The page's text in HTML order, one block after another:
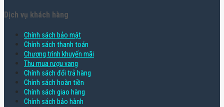
Dịch vụ khách hàng
Chính sách bảo mật
Chính sách thanh toán
Chương trình khuyến mãi
Thu mua rượu vang
Chính sách đổi trả hàng
Chính sách hoàn tiền
Chính sách giao hàng
Chính sách bảo hành